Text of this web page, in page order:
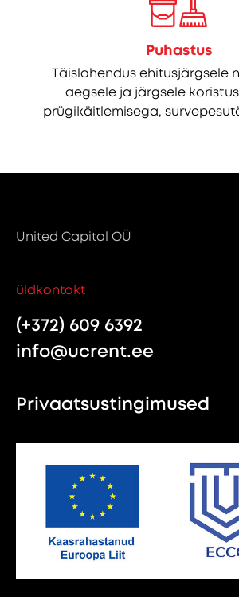
Puhastus
Täislahendus ehitusjärgsele
aegsele ja järgsele
prügikäitlemisega,
United Capital OÜ
üldkontakt
(+372) 609 6392
info@ucrent.ee
Privaatsustingimused